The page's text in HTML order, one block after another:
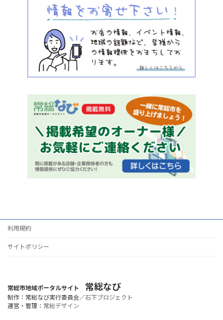
利用規約
サイトポリシー
常総市地域ポータルサイト 常総なび
制作：常総なび実行委員会／石下プロジェクト
運営・管理： 常総デザイン